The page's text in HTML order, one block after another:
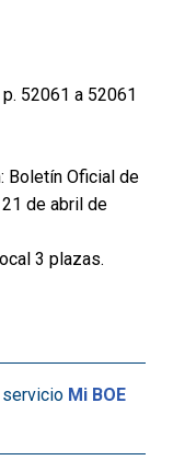
52061 a 52061
Boletín Oficial de
de abril de
3 plazas.
servicio Mi BOE